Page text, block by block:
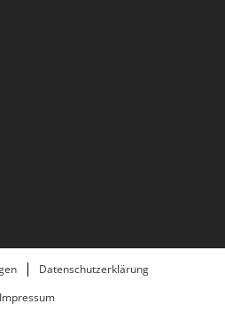
Datenschutzerklärung
Impressum